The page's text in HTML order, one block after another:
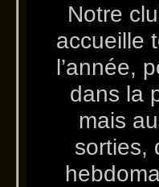
Notre
accueille
l’année,
dans la
mais
sorties,